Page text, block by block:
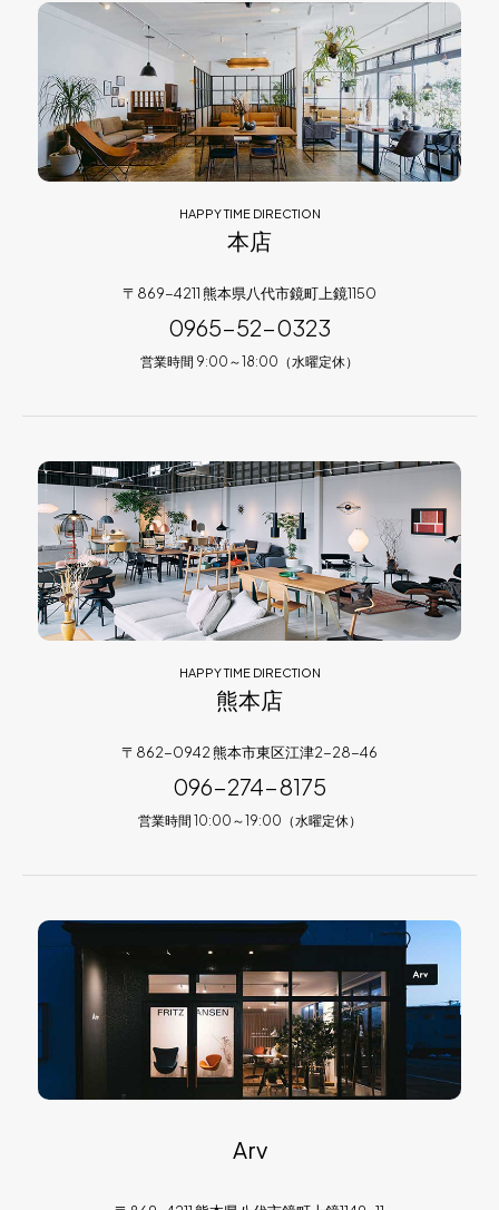
HAPPY TIME DIRECTION
本店
〒869-4211 熊本県八代市鏡町上鏡1150
0965-52-0323
営業時間 9:00～18:00（水曜定休）
HAPPY TIME DIRECTION
熊本店
〒862-0942 熊本市東区江津2-28-46
096-274-8175
営業時間 10:00～19:00（水曜定休）
Arv